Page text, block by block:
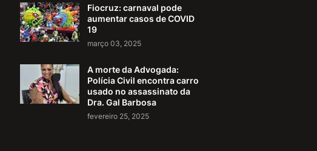
Fiocruz: carnaval pode
aumentar casos de COVID
19
março 03, 2025
A morte da Advogada:
Polícia Civil encontra carro
usado no assassinato da
Dra. Gal Barbosa
fevereiro 25, 2025